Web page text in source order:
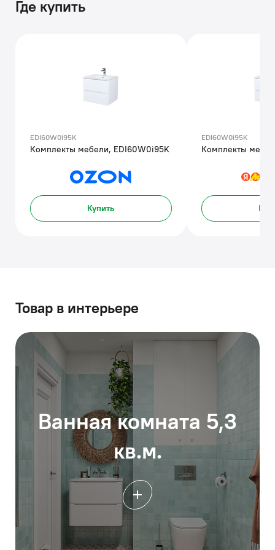
Где купить
EDI60W0i95K
Комплекты мебели, EDI60W0i95K
Купить
EDI60W0i95K
Комплекты
Товар в интерьере
Ванная комната 5,3
кв.м.